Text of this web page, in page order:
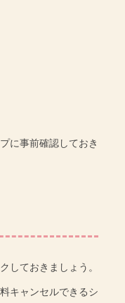
に事前確認しておき
しておきましょう。
キャンセルできるシ